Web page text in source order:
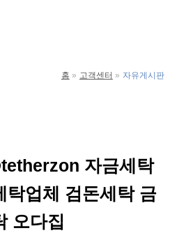
홈 고객센터 자유게시판
자금세탁
탁업체 검돈세탁 금
오다집